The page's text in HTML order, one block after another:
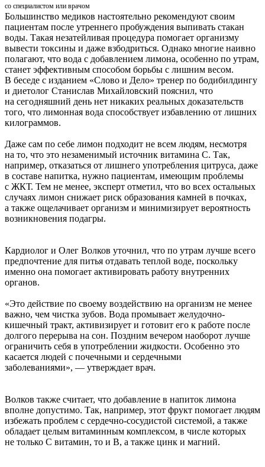
со специалистом или врачом
Большинство медиков настоятельно рекомендуют своим
пациентам после утреннего пробуждения выпивать стакан
воды. Такая незатейливая процедура помогает организму
вывести токсины и даже взбодриться. Однако многие наивно
полагают, что вода с добавлением лимона, особенно по утрам,
станет эффективным способом борьбы с лишним весом.
В беседе с изданием «Слово и Дело» тренер по бодибилдингу
и диетолог Станислав Михайловский пояснил, что
на сегодняшний день нет никаких реальных доказательств
того, что лимонная вода способствует избавлению от лишних
килограммов.
Даже сам по себе лимон подходит не всем людям, несмотря
на то, что это незаменимый источник витамина С. Так,
например, отказаться от лишнего употребления цитруса, даже
в составе напитка, нужно пациентам, имеющим проблемы
с ЖКТ. Тем не менее, эксперт отметил, что во всех остальных
случаях лимон снижает риск образования камней в почках,
а также ощелачивает организм и минимизирует вероятность
возникновения подагры.
Кардиолог и Олег Волков уточнил, что по утрам лучше всего
предпочтение для питья отдавать теплой воде, поскольку
именно она помогает активировать работу внутренних
органов.
«Это действие по своему воздействию на организм не менее
важно, чем чистка зубов. Вода промывает желудочно-
кишечный тракт, активизирует и готовит его к работе после
долгого перерыва на сон. Поздним вечером наоборот лучше
ограничить себя в употреблении жидкости. Особенно это
касается людей с почечными и сердечными
заболеваниями», — утверждает врач.
Волков также считает, что добавление в напиток лимона
вполне допустимо. Так, например, этот фрукт помогает людям
избежать проблем с сердечно-сосудистой системой, а также
обладает целым витаминным комплексом, в числе которых
не только С витамин, то и В, а также цинк и магний.